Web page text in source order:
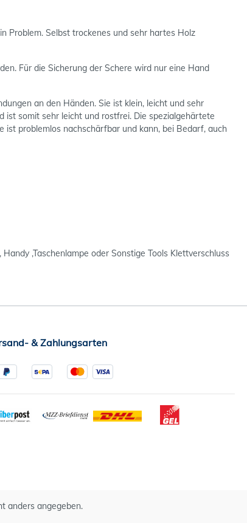
Problem. Selbst trockenes und sehr hartes Holz
Für die Sicherung der Schere wird nur eine Hand
an den Händen. Sie ist klein, leicht und sehr
ist somit sehr leicht und rostfrei. Die spezialgehärtete
ist problemlos nachschärfbar und kann, bei Bedarf, auch
,Taschenlampe oder Sonstige Tools Klettverschluss
& Zahlungsarten
anders angegeben.